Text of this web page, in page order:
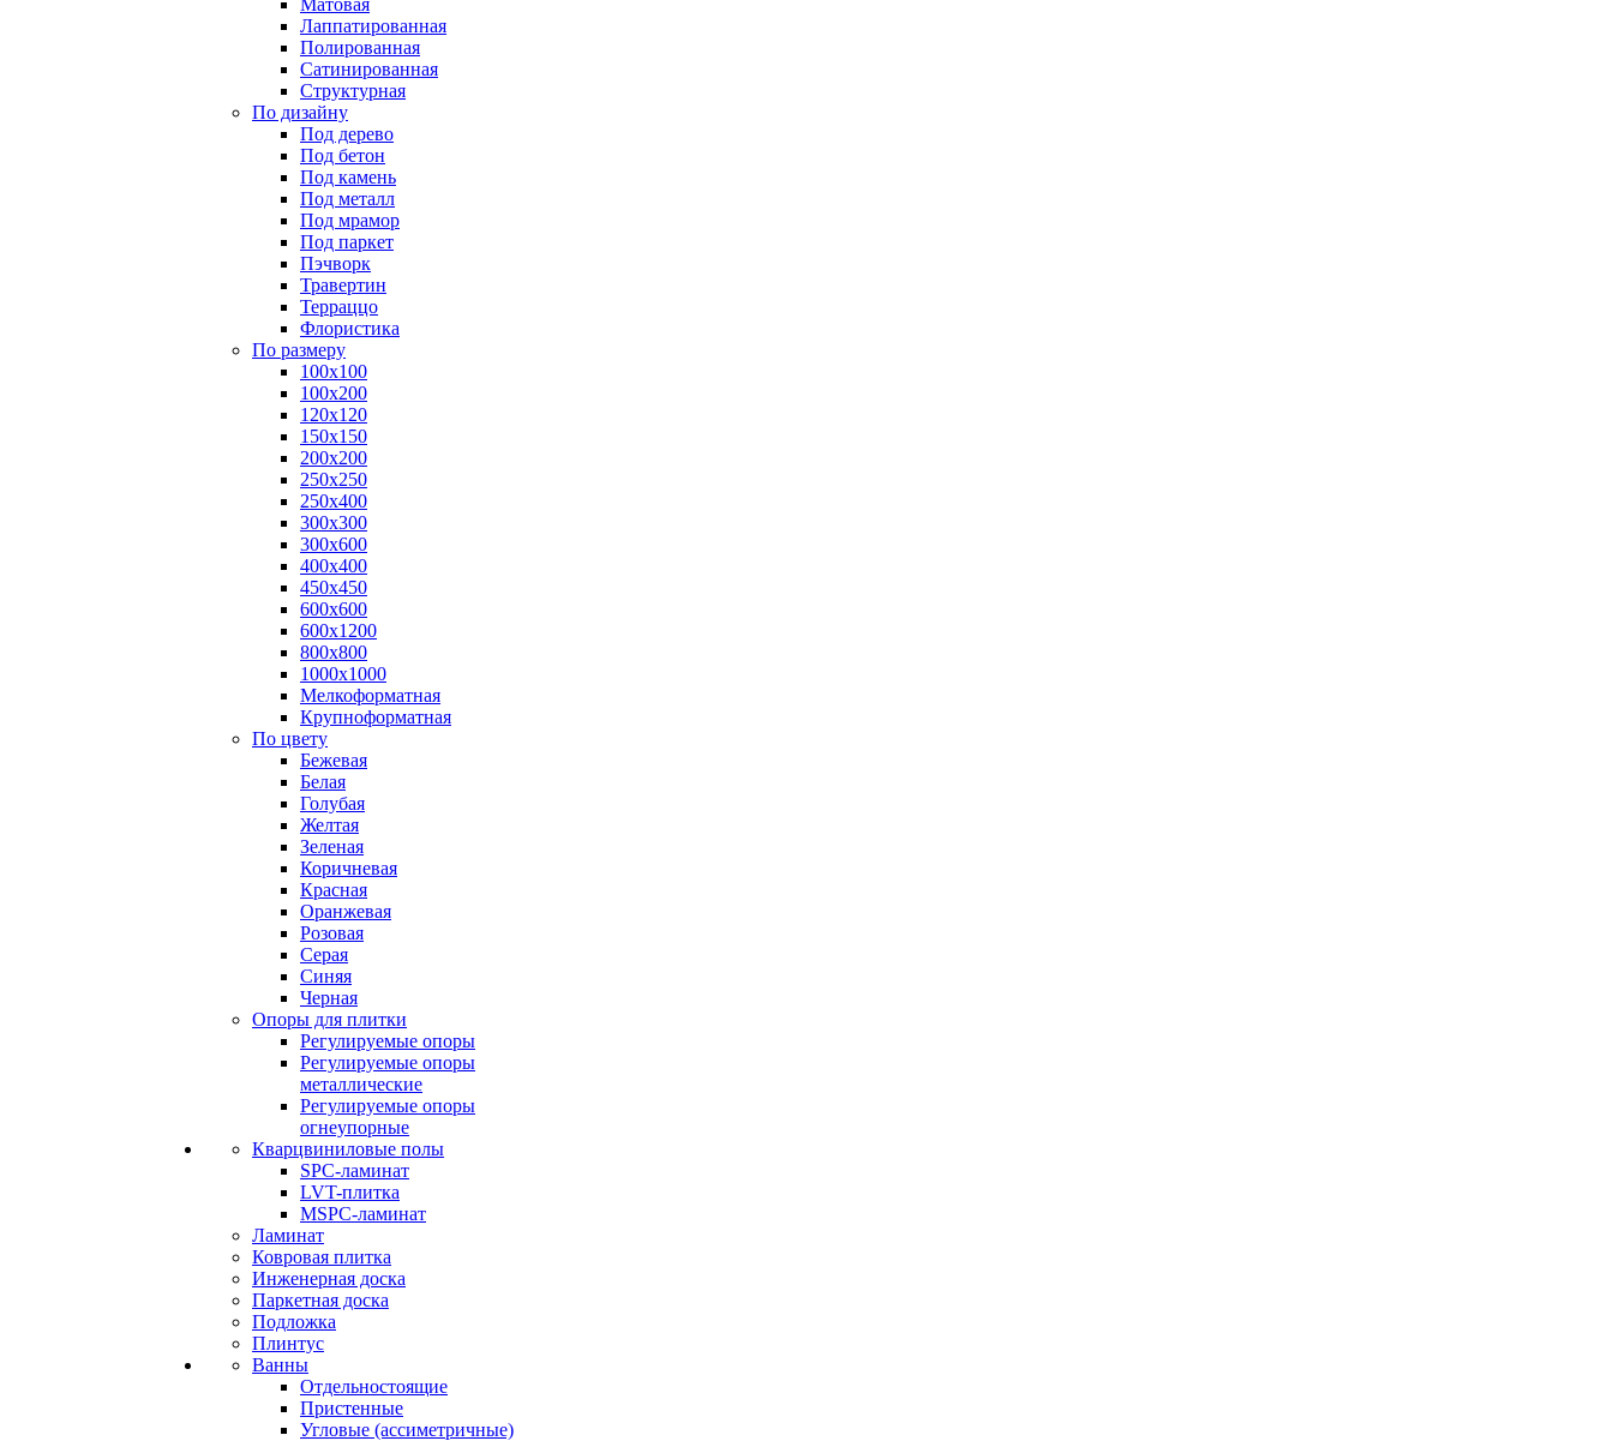
Матовая
Лаппатированная
Полированная
Сатинированная
Структурная
По дизайну
Под дерево
Под бетон
Под камень
Под металл
Под мрамор
Под паркет
Пэчворк
Травертин
Терраццо
Флористика
По размеру
100х100
100х200
120х120
150х150
200х200
250х250
250х400
300х300
300х600
400х400
450х450
600х600
600х1200
800х800
1000х1000
Мелкоформатная
Крупноформатная
По цвету
Бежевая
Белая
Голубая
Желтая
Зеленая
Коричневая
Красная
Оранжевая
Розовая
Серая
Синяя
Черная
Опоры для плитки
Регулируемые опоры
Регулируемые опоры
металлические
Регулируемые опоры
огнеупорные
Кварцвиниловые полы
SPC-ламинат
LVT-плитка
MSPC-ламинат
Ламинат
Ковровая плитка
Инженерная доска
Паркетная доска
Подложка
Плинтус
Ванны
Отдельностоящие
Пристенные
Угловые (ассиметричные)